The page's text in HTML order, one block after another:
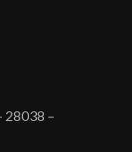
28038 –